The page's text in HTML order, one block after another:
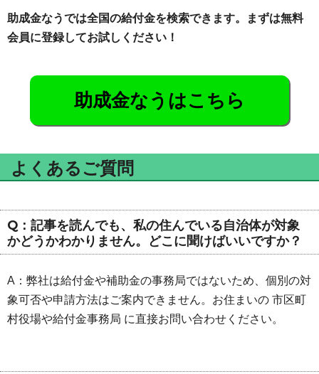
助成金なうでは全国の給付金を検索できます。まずは無料
会員に登録してお試しください！
助成金なうはこちら
よくあるご質問
Q：記事を読んでも、私の住んでいる自治体が対象
かどうかわかりません。どこに聞けばいいですか？
A：弊社は給付金や補助金の事務局ではないため、個別の対
象可否や申請方法はご案内できません。お住まいの 市区町
村役場や給付金事務局 に直接お問い合わせください。